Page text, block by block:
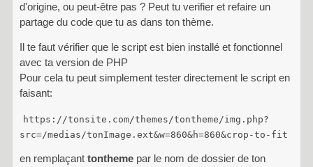
d'origine, ou peut-être pas ? Peut tu verifier et refaire un
partage du code que tu as dans ton thème.
Il te faut vérifier que le script est bien installé et fonctionnel
avec ta version de PHP
Pour cela tu peut simplement tester directement le script en
faisant:
https://tonsite.com/themes/tontheme/img.php?
src=/medias/tonImage.ext&w=860&h=860&crop-to-fit
en remplaçant tontheme par le nom de dossier de ton